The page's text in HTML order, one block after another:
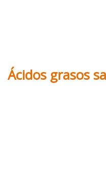
Ácidos grasos